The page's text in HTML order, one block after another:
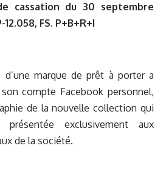
cassation du 30 septembre
12.058, FS. P+B+R+I
d’une marque de prêt à porter a
compte Facebook personnel,
de la nouvelle collection qui
exclusivement aux
de la société.